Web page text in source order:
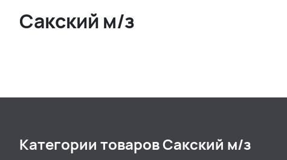
Сакский м/з
Категории товаров Сакский м/з